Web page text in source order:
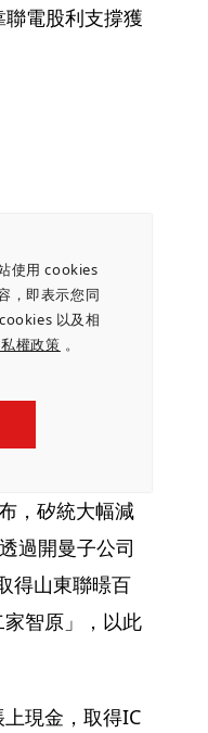
使用 cookies
，即表示您同
以及相
權政策 。
電股利支撐獲
，矽統大幅減
過開曼子公司
得山東聯暻百
智原」，以此
現金，取得IC